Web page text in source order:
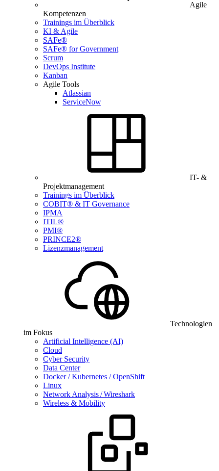
Agile
Kompetenzen
Trainings im Überblick
KI & Agile
SAFe®
SAFe® for Government
Scrum
DevOps Institute
Kanban
Agile Tools
Atlassian
ServiceNow
IT- &
Projektmanagement
Trainings im Überblick
COBIT® & IT Governance
IPMA
ITIL®
PMI®
PRINCE2®
Lizenzmanagement
Technologien
im Fokus
Artificial Intelligence (AI)
Cloud
Cyber Security
Data Center
Docker / Kubernetes / OpenShift
Linux
Network Analysis / Wireshark
Wireless & Mobility